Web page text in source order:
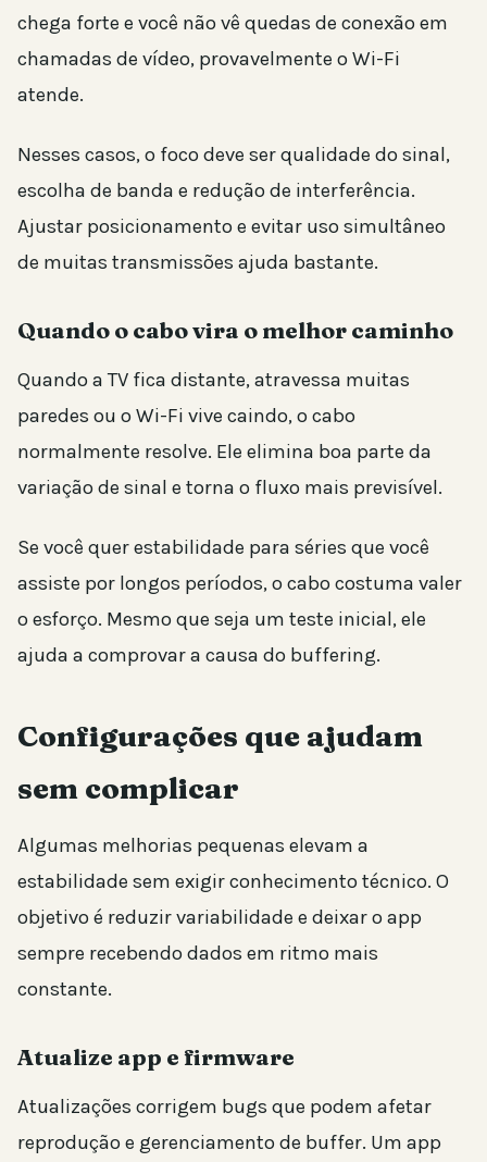
chega forte e você não vê quedas de conexão em
chamadas de vídeo, provavelmente o Wi-Fi
atende.
Nesses casos, o foco deve ser qualidade do sinal,
escolha de banda e redução de interferência.
Ajustar posicionamento e evitar uso simultâneo
de muitas transmissões ajuda bastante.
Quando o cabo vira o melhor caminho
Quando a TV fica distante, atravessa muitas
paredes ou o Wi-Fi vive caindo, o cabo
normalmente resolve. Ele elimina boa parte da
variação de sinal e torna o fluxo mais previsível.
Se você quer estabilidade para séries que você
assiste por longos períodos, o cabo costuma valer
o esforço. Mesmo que seja um teste inicial, ele
ajuda a comprovar a causa do buffering.
Configurações que ajudam
sem complicar
Algumas melhorias pequenas elevam a
estabilidade sem exigir conhecimento técnico. O
objetivo é reduzir variabilidade e deixar o app
sempre recebendo dados em ritmo mais
constante.
Atualize app e firmware
Atualizações corrigem bugs que podem afetar
reprodução e gerenciamento de buffer. Um app